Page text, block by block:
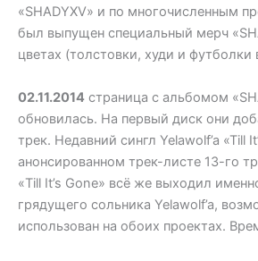
«SHADYXV» и по многочисленным
был выпущен специальный мерч
цветах (толстовки, худи и футболки
02.11.2014 страница с альбомом
обновилась. На первый диск они
трек. Недавний сингл Yelawolf’a «Till
анонсированном трек-листе 13-го
«Till It’s Gone» всё же выходил
грядущего сольника Yelawolf’a,
использован на обоих проектах.